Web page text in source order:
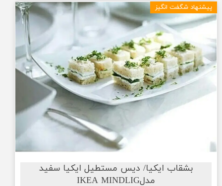
بشقاب ایکیا/ دیس مستطیل ایکیا سفید
مدلIKEA MINDLIG
پیشنهاد شگفت انگیز